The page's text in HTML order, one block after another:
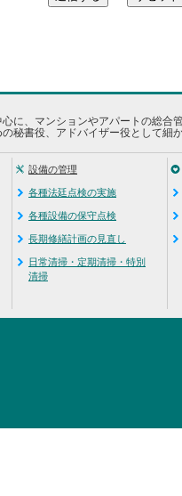
に、マンションやアパートの総
秘書役、アドバイザー役として
設備の管理
各種法廷点検の実施
各種設備の保守点検
長期修繕計画の見直し
日常清掃・定期清掃・特別
清掃